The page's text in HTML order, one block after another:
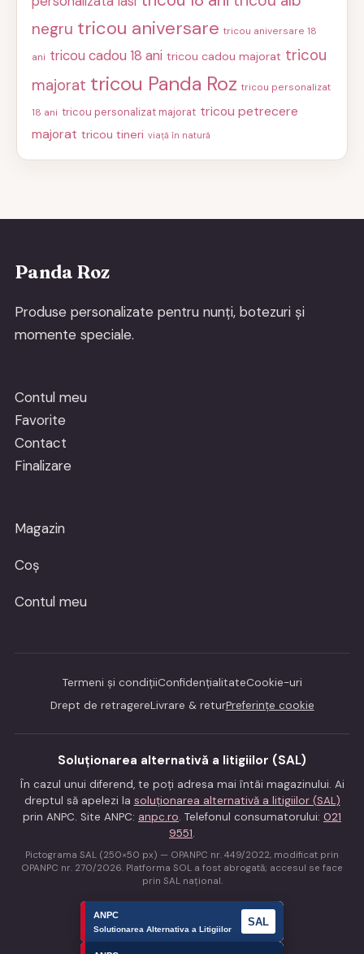
negru tricou aniversare tricou aniversare 18
ani tricou cadou 18 ani tricou cadou majorat tricou
majorat tricou Panda Roz tricou personalizat
18 ani tricou personalizat majorat tricou petrecere
majorat tricou tineri viață în natură
Panda Roz
Produse personalizate pentru nunți, botezuri și
momente speciale.
Contul meu
Favorite
Contact
Finalizare
Magazin
Coș
Contul meu
Termeni și condițiiConfidențialitateCookie-uri
Drept de retragereLivrare & returPreferințe cookie
Soluționarea alternativă a litigiilor (SAL)
În cazul unui diferend, te poți adresa mai întâi magazinului. Ai
dreptul să apelezi la soluționarea alternativă a litigiilor (SAL)
prin ANPC. Site ANPC: anpc.ro. Telefonul consumatorului: 021
9551.
Pictograma SAL (250×50 px) — OPANPC nr. 449/2022, modificat prin
OPANPC nr. 270/2026. Platforma SOL a fost abrogată; accesul se face
prin SAL național.